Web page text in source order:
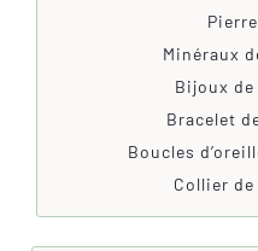
Minéraux
Bijoux
Bracelet
Boucles
Collier